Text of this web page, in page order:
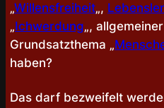
„Willensfreiheit„,
„Ichwerdung„,
Grundsatzthema „
haben?
Das darf bezweifelt